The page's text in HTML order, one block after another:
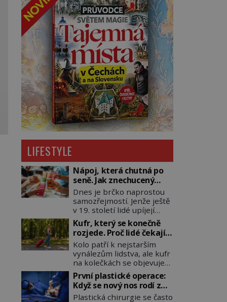
LIFESTYLE
Nápoj, která chutná po
seně. Jak znechucený
Američan vymyslel brčko
Dnes je brčko naprostou
samozřejmostí. Jenže ještě
v 19. století lidé upíjejí
limonády i koktejly dutými
stébly žita nebo žitné
slámy. Fungují sice dobře,
mají ale jednu
nepříjemnou vlastnost po
chvíli se rozmáčejí a nápoji
dodávají travnatou příchuť.
Právě tahle drobná
nepříjemnost přivede
Kufr, který se konečně
rozjede. Proč lidé čekají
na kolečka téměř pět
tisíc let?
Kolo patří k nejstarším
vynálezům lidstva, ale kufr
na kolečkách se objevuje
až ve 20. století. Po tisíce
let lidé vláčejí těžká
zavazadla v rukou, na
zádech nebo je nakládají
První plastické operace:
Když se nový nos rodí z
kůže na tváři
Plastická chirurgie se často